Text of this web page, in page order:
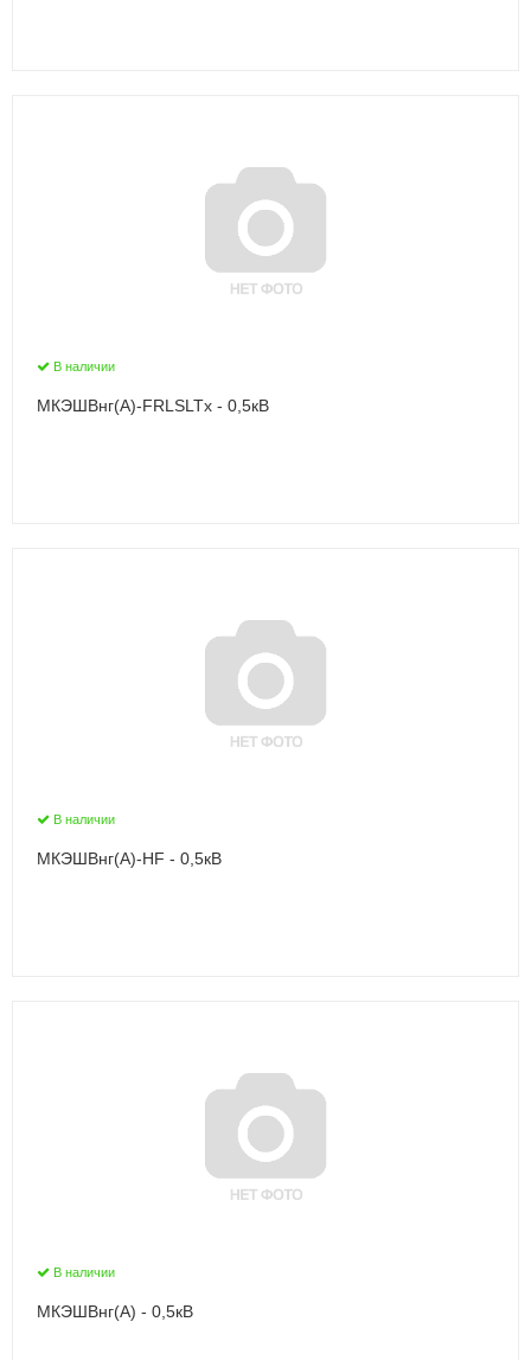
В наличии
МКЭШВнг(А)-FRLSLTx - 0,5кВ
В наличии
МКЭШВнг(А)-HF - 0,5кВ
В наличии
МКЭШВнг(А) - 0,5кВ